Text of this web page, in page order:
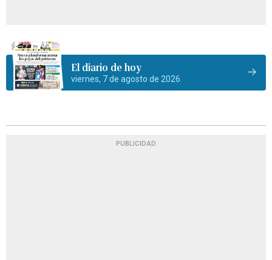
El diario de hoy
viernes, 7 de agosto de 2026
PUBLICIDAD